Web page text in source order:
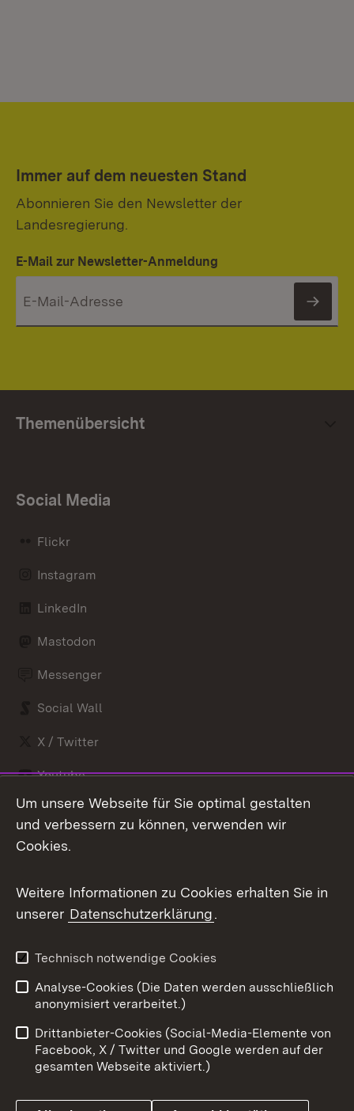
Immer auf dem neuesten Stand
Abonnieren Sie den Newsletter der
Landesregierung.
E-Mail zur Newsletter-Anmeldung
Themenübersicht
Social Media
Flickr
Instagram
LinkedIn
Mastodon
Messenger
Social Wall
X / Twitter
Youtube
Link zum Landesportal
Impressum
Datenschutz
Cookies
Um unsere Webseite für Sie optimal gestalten
und verbessern zu können, verwenden wir
Cookies.
Weitere Informationen zu Cookies erhalten Sie in
unserer Datenschutzerklärung.
Technisch notwendige Cookies
Analyse-Cookies (Die Daten werden ausschließlich
anonymisiert verarbeitet.)
Drittanbieter-Cookies (Social-Media-Elemente von
Facebook, X / Twitter und Google werden auf der
gesamten Webseite aktiviert.)